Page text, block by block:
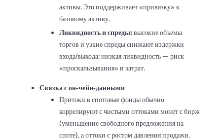
активы. Это поддерживает «привязку» к
базовому активу.
Ликвидность и спреды:высокие объемы
торгов и узкие спреды снижают издержки
входа/выхода; низкая ликвидность — риск
«проскальзывания» и затрат.
Связка с он‑чейн‑данными
Притоки в спотовые фонды обычно
коррелируют с чистыми оттоками монет с бирж
(уменьшение свободного предложения на
споте), а оттоки с ростом давления продажи.